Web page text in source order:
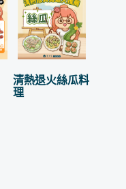
清熱退火絲瓜料
理